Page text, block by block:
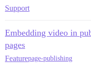
Support
Embedding video in
pages
Featurepage-publishing